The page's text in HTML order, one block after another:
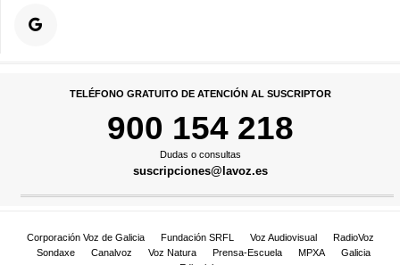
TELÉFONO GRATUITO DE ATENCIÓN AL SUSCRIPTOR
900 154 218
Dudas o consultas
suscripciones@lavoz.es
Corporación Voz de Galicia Fundación SRFL Voz Audiovisual
RadioVoz
Sondaxe
Canalvoz Voz Natura Prensa-Escuela MPXA
Galicia